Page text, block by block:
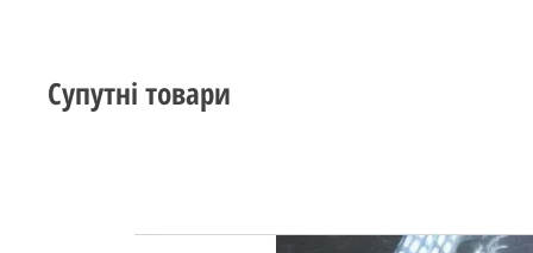
Супутні товари